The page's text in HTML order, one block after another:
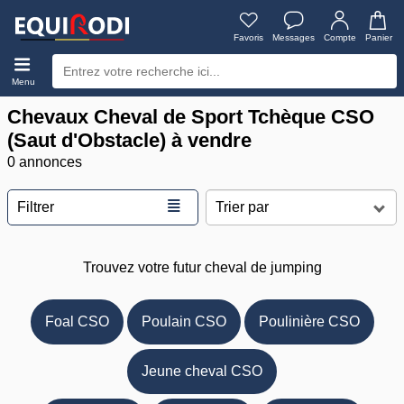
Favoris Messages Compte Panier
Menu
Chevaux Cheval de Sport Tchèque CSO
(Saut d'Obstacle) à vendre
0 annonces
Filtrer ≣
Trouvez votre futur cheval de jumping
Foal CSO Poulain CSO Poulinière CSO
Jeune cheval CSO